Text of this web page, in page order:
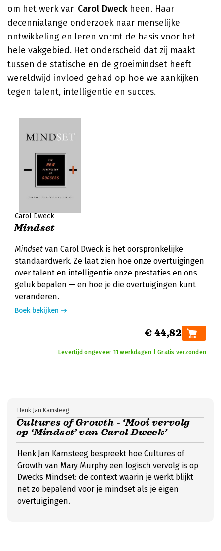
om het werk van Carol Dweck heen. Haar
decennialange onderzoek naar menselijke
ontwikkeling en leren vormt de basis voor het
hele vakgebied. Het onderscheid dat zij maakt
tussen de statische en de groeimindset heeft
wereldwijd invloed gehad op hoe we aankijken
tegen talent, intelligentie en succes.
Carol Dweck
Mindset
Mindset van Carol Dweck is het oorspronkelijke
standaardwerk. Ze laat zien hoe onze overtuigingen
over talent en intelligentie onze prestaties en ons
geluk bepalen — en hoe je die overtuigingen kunt
veranderen.
Boek bekijken
€ 44,82
Levertijd ongeveer 11 werkdagen | Gratis verzonden
Cultures of Growth - ‘Mooi vervolg
op ‘Mindset’ van Carol Dweck’
Henk Jan Kamsteeg
Henk Jan Kamsteeg bespreekt hoe Cultures of
Growth van Mary Murphy een logisch vervolg is op
Dwecks Mindset: de context waarin je werkt blijkt
net zo bepalend voor je mindset als je eigen
overtuigingen.